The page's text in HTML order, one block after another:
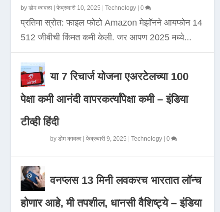
byडोम कावळा |फेब्रुवारी 10, 2025 |Technology |0
प्रतिमा स्रोत: फाइल फोटो Amazon मेझॉनने आयफोन 14
512 जीबीची किंमत कमी केली. जर आपण 2025 मध्ये...
या 7 रिचार्ज योजना एअरटेलच्या 100
पेक्षा कमी आनंदी वापरकर्त्यांपेक्षा कमी – इंडिया
टीव्ही हिंदी
byडोम कावळा |फेब्रुवारी 9, 2025 |Technology |0
वनप्लस 13 मिनी लवकरच भारतात लॉन्च
होणार आहे, मी तपशील, धानसी वैशिष्ट्ये – इंडिया